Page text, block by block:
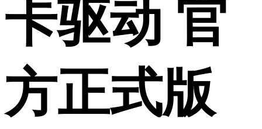
卡驱动 官
方正式版